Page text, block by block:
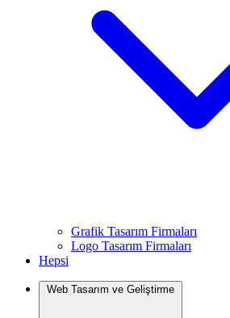
Grafik Tasarım Firmaları
Logo Tasarım Firmaları
Hepsi
Web Tasarım ve Geliştirme